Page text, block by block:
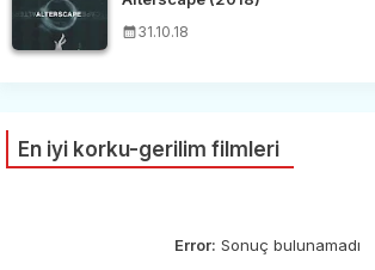
31.10.18
En iyi korku-gerilim filmleri
Error: Sonuç bulunamadı